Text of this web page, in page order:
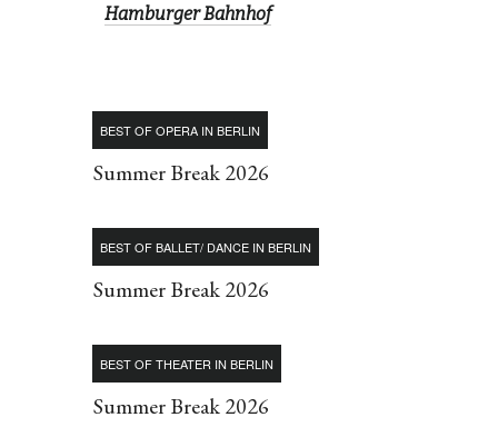
Hamburger Bahnhof
BEST OF OPERA IN BERLIN
Summer Break 2026
BEST OF BALLET/ DANCE IN BERLIN
Summer Break 2026
BEST OF THEATER IN BERLIN
Summer Break 2026